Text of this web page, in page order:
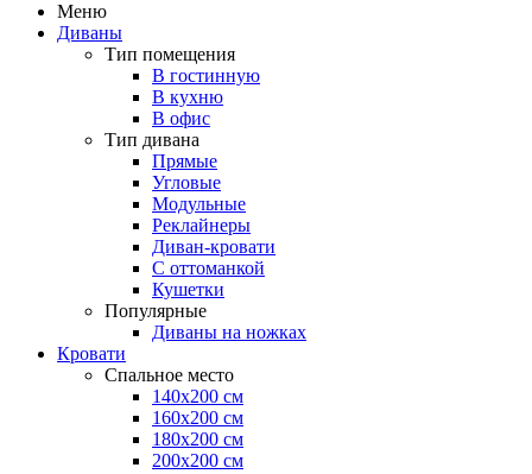
Меню
Диваны
Тип помещения
В гостинную
В кухню
В офис
Тип дивана
Прямые
Угловые
Модульные
Реклайнеры
Диван-кровати
С оттоманкой
Кушетки
Популярные
Диваны на ножках
Кровати
Спальное место
140х200 см
160х200 см
180х200 см
200х200 см